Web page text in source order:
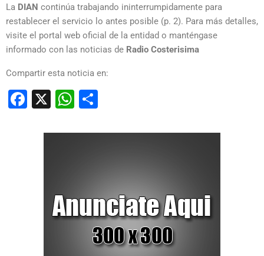
La DIAN continúa trabajando ininterrumpidamente para
restablecer el servicio lo antes posible (p. 2). Para más detalles,
visite el portal web oficial de la entidad o manténgase
informado con las noticias de Radio Costerisima
Compartir esta noticia en:
Facebook
X WhatsApp